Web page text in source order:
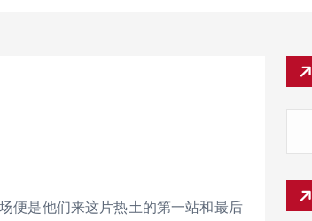
便是他们来这片热土的第一站和最后